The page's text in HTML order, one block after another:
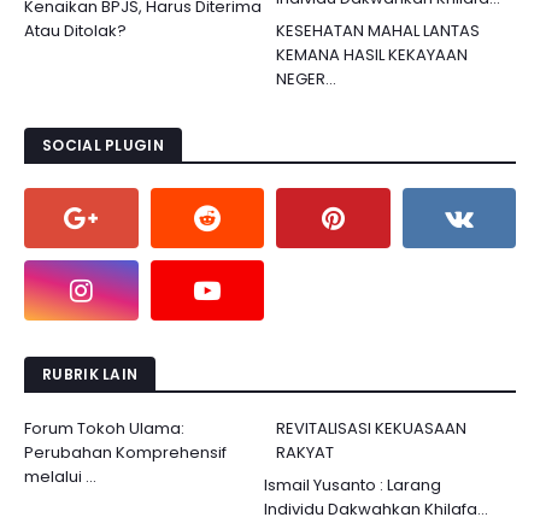
Kenaikan BPJS, Harus Diterima
Atau Ditolak?
KESEHATAN MAHAL LANTAS
KEMANA HASIL KEKAYAAN
NEGER...
SOCIAL PLUGIN
RUBRIK LAIN
Forum Tokoh Ulama:
Perubahan Komprehensif
melalui ...
REVITALISASI KEKUASAAN
RAKYAT
Ismail Yusanto : Larang
Individu Dakwahkan Khilafa...